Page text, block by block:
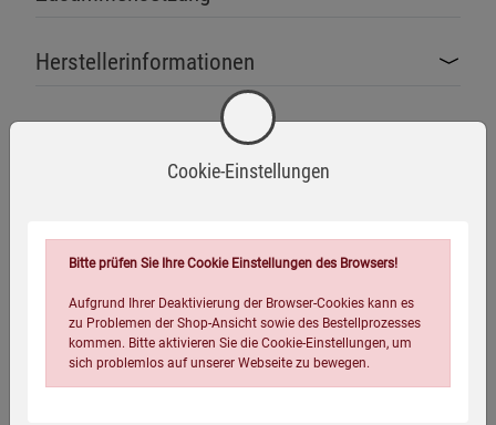
Herstellerinformationen
Laktosefrei Vegan
Zutaten
Cookie-Einstellungen
Bitte prüfen Sie Ihre Cookie Einstellungen des Browsers!
Aufgrund Ihrer Deaktivierung der Browser-Cookies kann es
zu Problemen der Shop-Ansicht sowie des Bestellprozesses
kommen. Bitte aktivieren Sie die Cookie-Einstellungen, um
sich problemlos auf unserer Webseite zu bewegen.